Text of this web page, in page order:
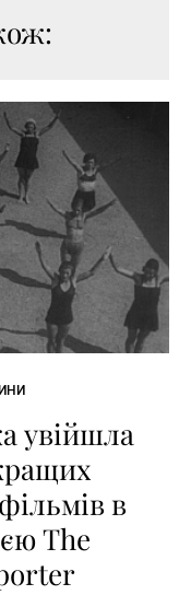
увійшла
в
The